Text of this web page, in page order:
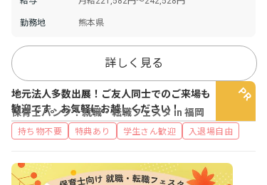
勤務地 熊本県
詳しく見る
保育士バンク！就職・転職フェスタ in 福岡
地元法人多数出展！ご友人同士でのご来場も
歓迎です。お気軽にお越しください！
持ち物不要 特典あり 学生さん歓迎 入退場自由